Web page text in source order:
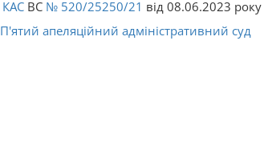
КАС ВС № 520/25250/21 від 08.06.2023 року
П'ятий апеляційний адміністративний суд